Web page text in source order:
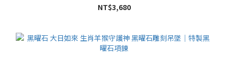
NT$3,680